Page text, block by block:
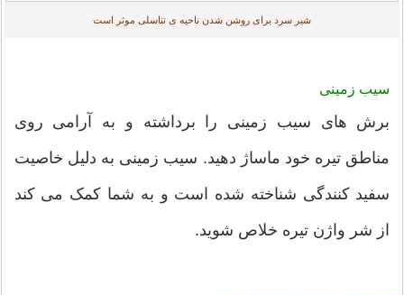
شیر سرد برای روشن شدن ناحیه ی تناسلی موثر است
سیب زمینی
برش های سیب زمینی را برداشته و به آرامی روی
مناطق تیره خود ماساژ دهید. سیب زمینی به دلیل خاصیت
سفید کنندگی شناخته شده است و به شما کمک می کند
از شر واژن تیره خلاص شوید.